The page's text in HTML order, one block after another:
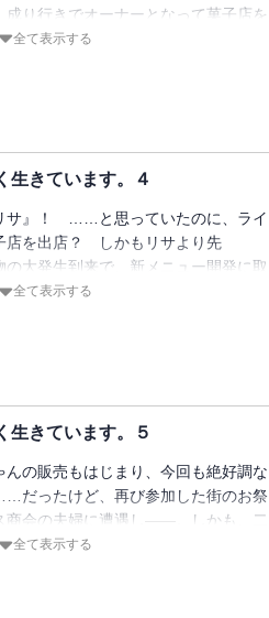
り行きでオーナーとなって菓子店を
備品選び、従業員を雇って、商品開発
迫る第三巻！ ※電子版は単行本を
全て表示する
生きています。４
サ』！ ……と思っていたのに、ライ
店を出店？ しかもリサより先
大発生到来で、新メニュー開発に取
なことから王太子・レオナルドの正体
、意外なあの人たちにチート魔法士
い――。大転換の第４巻！ ※電子版
ます。
全て表示する
生きています。５
の販売もはじまり、今回も絶好調な
だったけど、再び参加した街のお祭
商会の夫婦に遭遇し――。しかも、二
女の子は自分と同じ位の年で、その上
全て表示する